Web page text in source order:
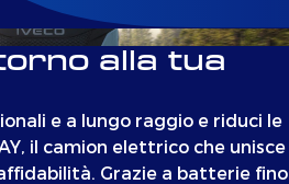
alla tua
e a lungo raggio e riduci le
il camion elettrico che unisce
Grazie a batterie fino